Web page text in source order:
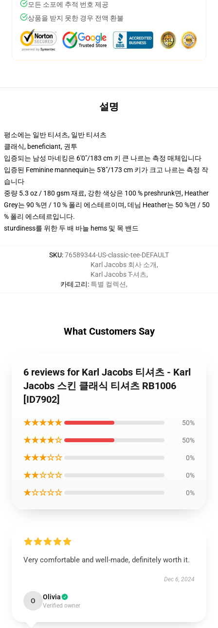
모든 소포에 추적 번호 제공
상품을 받지 못한 경우 전액 환불
설명
평소에는 일반 티셔츠, 일반 티셔츠
클래식, beneficiant, 권투
입증되는 남성 마네킹은 6'0"/183 cm 키 큰 나르는 측정 매체입니다
입증된 Feminine mannequin는 5'8"/173 cm 키가 크고 나르는 측정 작
습니다
중량 5.3 oz / 180 gsm 재료, 강한 색상은 100 % preshrunk면, Heather
Grey는 90 %면 / 10 % 폴리 에스테르이며, 데님 Heather는 50 %면 / 50
% 폴리 에스테르입니다.
sturdiness를 위한 두 배 바늘 hems 및 목 밴드
SKU:76589344-US-classic-tee-DEFAULT
카테고리:
Karl Jacobs 회사 소개,
Karl Jacobs T-셔츠,
특별 컬렉션,
What Customers Say
6 reviews for Karl Jacobs 티셔츠 - Karl
Jacobs 스킨 클래식 티셔츠 RB1006
[ID7902]
★★★★★ 50%
★★★★☆ 50%
★★★☆☆ 0%
★★☆☆☆ 0%
★☆☆☆☆ 0%
Very comfortable and well-made, definitely worth it.
Dec 6, 2024
O Olivia
Verified owner